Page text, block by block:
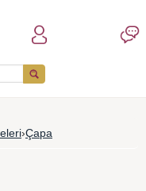
›Çapa